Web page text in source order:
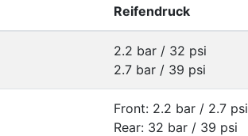
Reifendruck
2.2 bar / 32 psi
2.7 bar / 39 psi
Front: 2.2 bar / 2.7 psi
Rear: 32 bar / 39 psi